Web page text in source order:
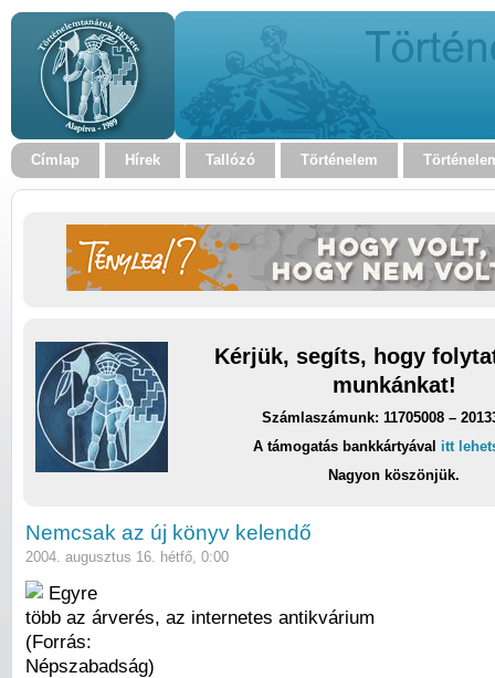
Címlap Hírek Tallózó Történelem
Kérjük, segíts, hogy
munkánkat!
Számlaszámunk: 11705008 –
A támogatás bankkártyával itt
Nagyon köszönjük.
Nemcsak az új könyv kelendő
2004. augusztus 16. hétfő, 0:00
Egyre
több az árverés, az internetes antikvárium
(Forrás:
Népszabadság)